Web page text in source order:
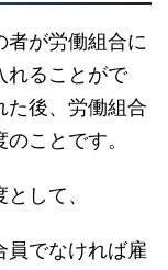
者が労働組合に
れることがで
た後、労働組合
ことです。
して、
員でなければ雇